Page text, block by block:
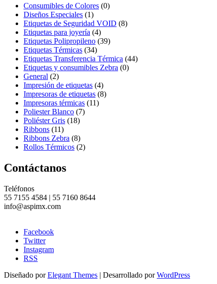
Consumibles de Colores (0)
Diseños Especiales (1)
Etiquetas de Seguridad VOID (8)
Etiquetas para joyería (4)
Etiquetas Polipropileno (39)
Etiquetas Térmicas (34)
Etiquetas Transferencia Térmica (44)
Etiquetas y consumibles Zebra (0)
General (2)
Impresión de etiquetas (4)
Impresoras de etiquetas (8)
Impresoras térmicas (11)
Poliester Blanco (7)
Poliéster Gris (18)
Ribbons (11)
Ribbons Zebra (8)
Rollos Térmicos (2)
Contáctanos
Teléfonos
55 7155 4584 | 55 7160 8644
info@aspimx.com
Facebook
Twitter
Instagram
RSS
Diseñado porElegant Themes | Desarrollado porWordPress